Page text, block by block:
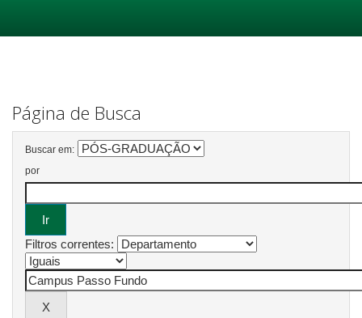
Página de Busca
Buscar em:
por
Filtros correntes: